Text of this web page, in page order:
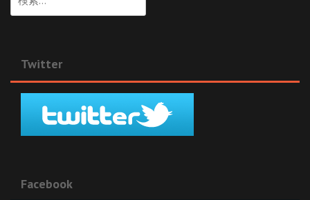
索:
Twitter
Facebook